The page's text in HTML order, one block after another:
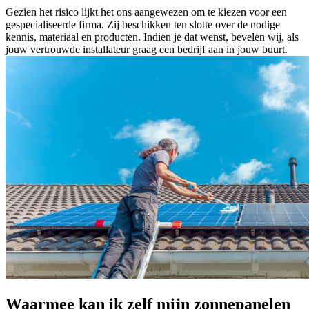
Gezien het risico lijkt het ons aangewezen om te kiezen voor een
gespecialiseerde firma. Zij beschikken ten slotte over de nodige
kennis, materiaal en producten. Indien je dat wenst, bevelen wij, als
jouw vertrouwde installateur graag een bedrijf aan in jouw buurt.
Waarmee kan ik zelf mijn zonnepanelen